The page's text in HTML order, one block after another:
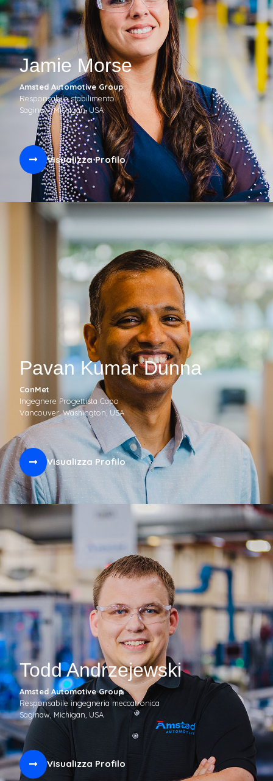
Jamie Morse
Amsted Automotive Group
Responsabile stabilimento
Saginaw, Michigan, USA
Visualizza Profilo
Pavan Kumar Dunna
ConMet
Ingegnere Progettista Capo
Vancouver, Washington, USA
Visualizza Profilo
Todd Andrzejewski
Amsted Automotive Group
Responsabile ingegneria meccatronica
Saginaw, Michigan, USA
Visualizza Profilo